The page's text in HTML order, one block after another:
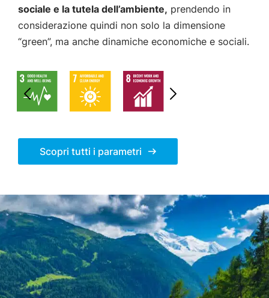
sociale e la tutela dell’ambiente, prendendo in
considerazione quindi non solo la dimensione
“green”, ma anche dinamiche economiche e sociali.
Scopri tutti i parametri